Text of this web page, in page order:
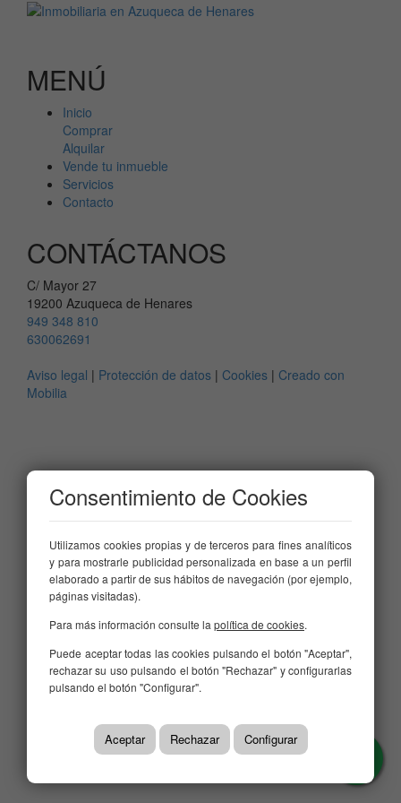
MENÚ
Inicio
Comprar
Alquilar
Vende tu inmueble
Servicios
Contacto
CONTÁCTANOS
C/ Mayor 27
19200 Azuqueca de Henares
949 348 810
630062691
Aviso legal | Protección de datos | Cookies | Creado con
Mobilia
Consentimiento de Cookies
Utilizamos cookies propias y de terceros para fines analíticos
y para mostrarle publicidad personalizada en base a un perfil
elaborado a partir de sus hábitos de navegación (por ejemplo,
páginas visitadas).
Para más información consulte la política de cookies.
Puede aceptar todas las cookies pulsando el botón "Aceptar",
rechazar su uso pulsando el botón "Rechazar" y configurarlas
pulsando el botón "Configurar".
Aceptar Rechazar Configurar